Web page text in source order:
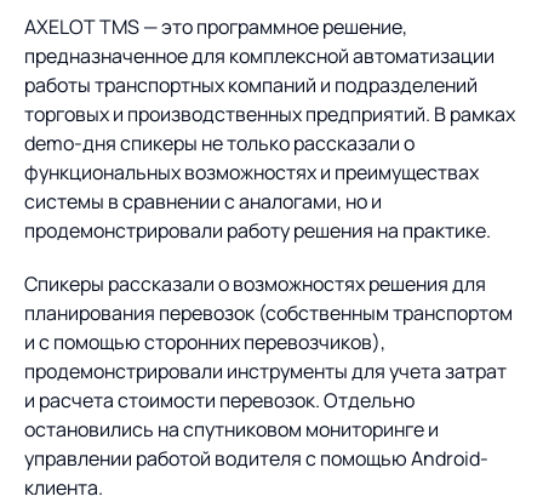
Управление
контейнерным
терминалом
AXELOT AI
Постпроектное
сопровождение
Проекты
Контакты
Контакты
Академия
Предложение для
учебных заведений
База знаний
База знаний
AXELOT TMS — это программное решение,
предназначенное для комплексной автоматизации
работы транспортных компаний и подразделений
торговых и производственных предприятий. В рамках
demo-дня спикеры не только рассказали о
функциональных возможностях и преимуществах
системы в сравнении с аналогами, но и
продемонстрировали работу решения на практике.
Спикеры рассказали о возможностях решения для
планирования перевозок (собственным транспортом
и с помощью сторонних перевозчиков),
продемонстрировали инструменты для учета затрат
и расчета стоимости перевозок. Отдельно
остановились на спутниковом мониторинге и
управлении работой водителя с помощью Android-
клиента.